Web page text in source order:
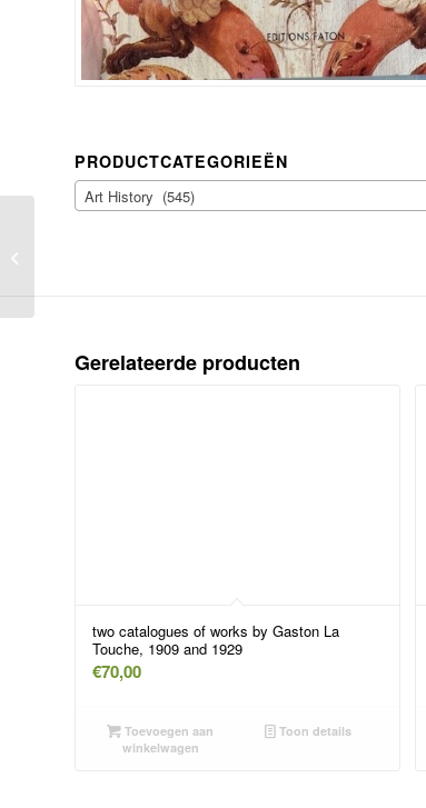
PRODUCTCATEGORIEËN
Art History (545)
Gerelateerde producten
two catalogues of works by Gaston La
Touche, 1909 and 1929
€70,00
Toevoegen aan
winkelwagen
Toon details